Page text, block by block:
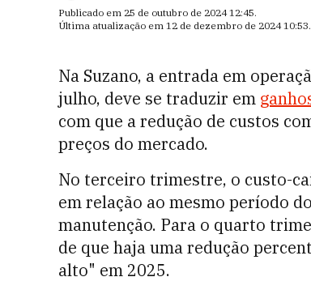
Publicado em 25 de outubro de 2024 12:45.
Última atualização em 12 de dezembro de 2024 10:53.
Na Suzano, a entrada em
julho, deve se traduzir em
com que a redução de custos
preços do mercado.
No terceiro trimestre, o custo-
em relação ao mesmo período
manutenção. Para o quarto
de que haja uma redução
alto" em 2025.